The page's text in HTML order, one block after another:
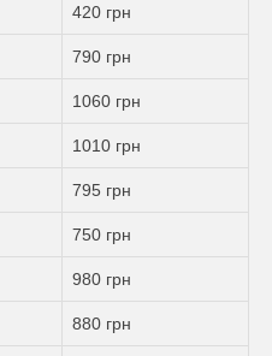
420 грн
790 грн
1060 грн
1010 грн
795 грн
750 грн
980 грн
880 грн